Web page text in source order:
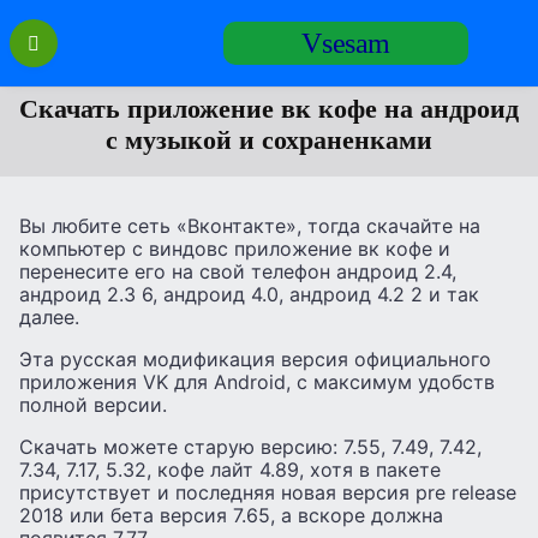
Перейти
содержанию
Vsesam
Скачать приложение вк кофе на андроид
с музыкой и сохраненками
Вы любите сеть «Вконтакте», тогда скачайте на
компьютер с виндовс приложение вк кофе и
перенесите его на свой телефон андроид 2.4,
андроид 2.3 6, андроид 4.0, андроид 4.2 2 и так
далее.
Эта русская модификация версия официального
приложения VK для Android, с максимум удобств
полной версии.
Скачать можете старую версию: 7.55, 7.49, 7.42,
7.34, 7.17, 5.32, кофе лайт 4.89, хотя в пакете
присутствует и последняя новая версия pre release
2018 или бета версия 7.65, а вскоре должна